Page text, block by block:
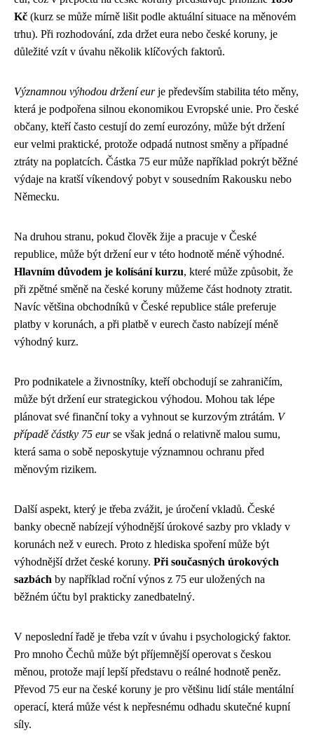
Kč (kurz se může mírně lišit podle aktuální situace na měnovém
trhu). Při rozhodování, zda držet eura nebo české koruny, je
důležité vzít v úvahu několik klíčových faktorů.
Významnou výhodou držení eurje především stabilita této měny,
která je podpořena silnou ekonomikou Evropské unie. Pro české
občany, kteří často cestují do zemí eurozóny, může být držení
eur velmi praktické, protože odpadá nutnost směny a případné
ztráty na poplatcích. Částka 75 eur může například pokrýt běžné
výdaje na kratší víkendový pobyt v sousedním Rakousku nebo
Německu.
Na druhou stranu, pokud člověk žije a pracuje v České
republice, může být držení eur v této hodnotě méně výhodné.
Hlavním důvodem je kolísání kurzu, které může způsobit, že
při zpětné směně na české koruny můžeme část hodnoty ztratit.
Navíc většina obchodníků v České republice stále preferuje
platby v korunách, a při platbě v eurech často nabízejí méně
výhodný kurz.
Pro podnikatele a živnostníky, kteří obchodují se zahraničím,
může být držení eur strategickou výhodou. Mohou tak lépe
plánovat své finanční toky a vyhnout se kurzovým ztrátám. V
případě částky 75 eurse však jedná o relativně malou sumu,
která sama o sobě neposkytuje významnou ochranu před
měnovým rizikem.
Další aspekt, který je třeba zvážit, je úročení vkladů. České
banky obecně nabízejí výhodnější úrokové sazby pro vklady v
korunách než v eurech. Proto z hlediska spoření může být
výhodnější držet české koruny. Při současných úrokových
sazbách by například roční výnos z 75 eur uložených na
běžném účtu byl prakticky zanedbatelný.
V neposlední řadě je třeba vzít v úvahu i psychologický faktor.
Pro mnoho Čechů může být příjemnější operovat s českou
měnou, protože mají lepší představu o reálné hodnotě peněz.
Převod 75 eur na české koruny je pro většinu lidí stále mentální
operací, která může vést k nepřesnému odhadu skutečné kupní
síly.